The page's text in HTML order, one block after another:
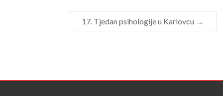
17. Tjedan psihologije u Karlovcu →